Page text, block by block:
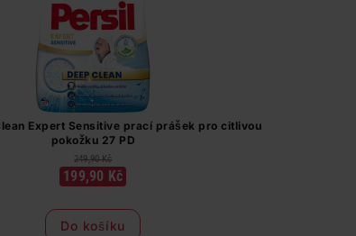
Expert Sensitive prací prášek pro citlivou
pokožku 27 PD
249,90 Kč
199,90 Kč
Do košíku